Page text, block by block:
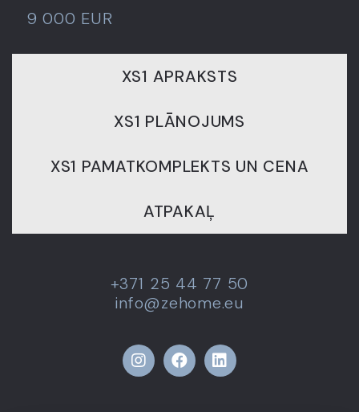
9 000 EUR
XS1 APRAKSTS
XS1 PLĀNOJUMS
XS1 PAMATKOMPLEKTS UN CENA
ATPAKAĻ
+371 25 44 77 50
info@zehome.eu